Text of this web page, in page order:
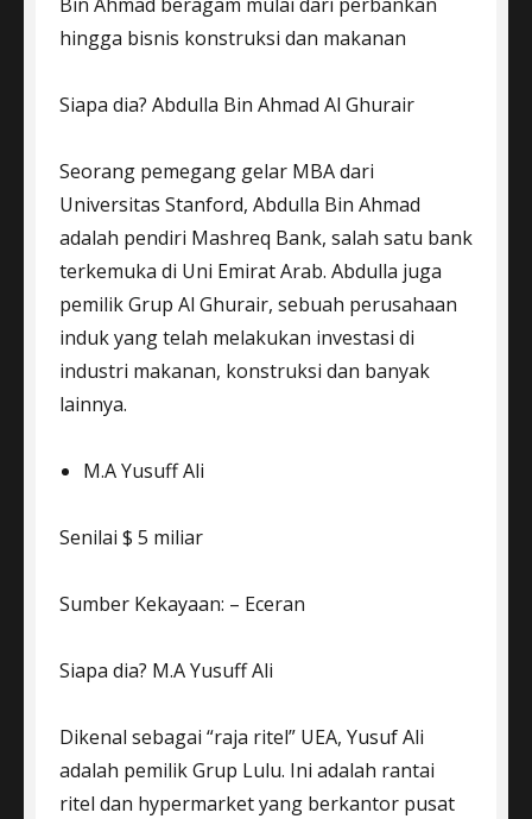
hingga bisnis konstruksi dan makanan
Siapa dia? Abdulla Bin Ahmad Al Ghurair
Seorang pemegang gelar MBA dari
Universitas Stanford, Abdulla Bin Ahmad
adalah pendiri Mashreq Bank, salah satu bank
terkemuka di Uni Emirat Arab. Abdulla juga
pemilik Grup Al Ghurair, sebuah perusahaan
induk yang telah melakukan investasi di
industri makanan, konstruksi dan banyak
lainnya.
M.A Yusuff Ali
Senilai $ 5 miliar
Sumber Kekayaan: – Eceran
Siapa dia? M.A Yusuff Ali
Dikenal sebagai “raja ritel” UEA, Yusuf Ali
adalah pemilik Grup Lulu. Ini adalah rantai
ritel dan hypermarket yang berkantor pusat